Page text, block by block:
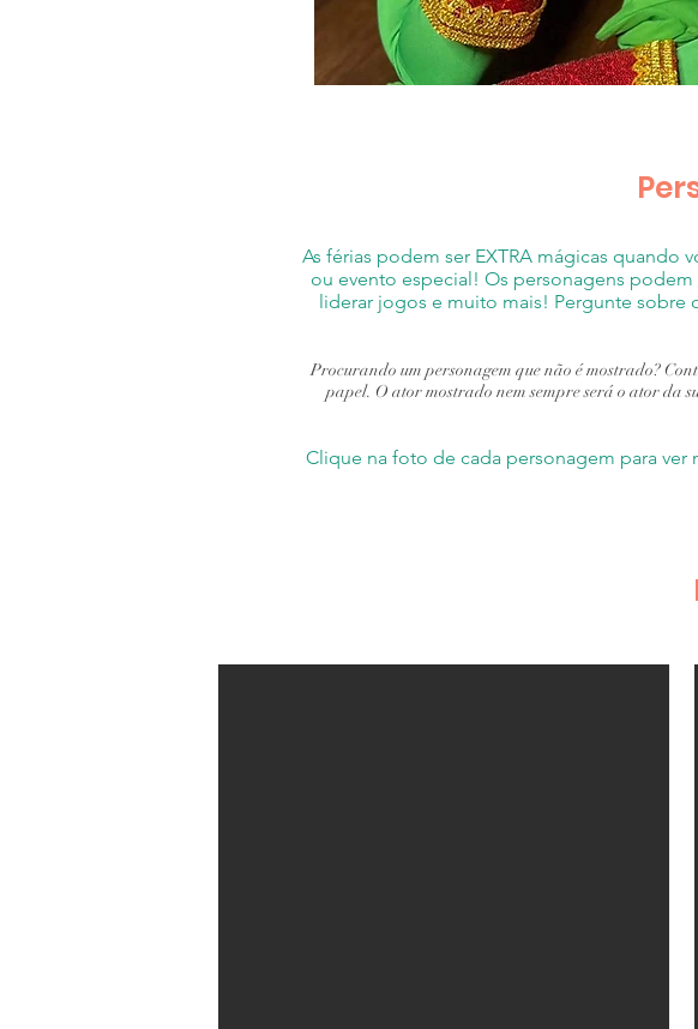
As férias podem ser EXTRA mágicas quando
ou evento especial! Os personagens
liderar jogos e muito mais! Pergunte sobre
Procurando um personagem que não é mostrado?
papel. O ator mostrado nem sempre será o ator da
Clique na foto de cada personagem para